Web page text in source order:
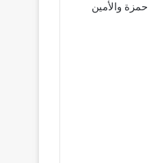
والأمين